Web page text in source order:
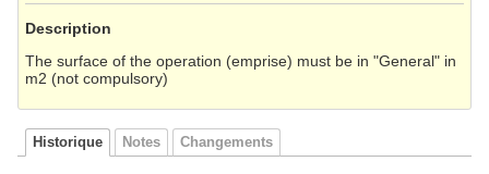
Description
The surface of the operation (emprise) must be in "General" in
m2 (not compulsory)
Historique Notes Changements